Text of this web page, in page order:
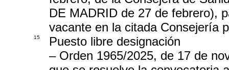
DE MADRID de 27 de febrero),
vacante en la citada Consejería
15
Puesto libre designación
– Orden 1965/2025, de 17 de